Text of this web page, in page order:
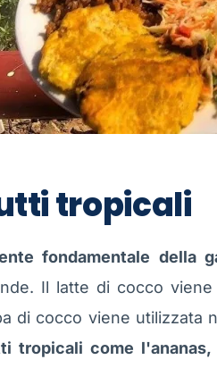
tropicali
fondamentale della
Il latte di cocco
di cocco viene utilizzata
tropicali come